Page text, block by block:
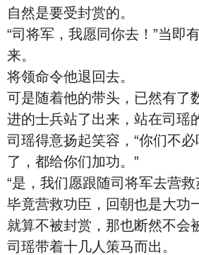
自然是要受封赏的。
“司将军，我愿同你去！”当即
来。
将领命令他退回去。
可是随着他的带头，已然有了
进的士兵站了出来，站在司瑶
司瑶得意扬起笑容，“你们不
了，都给你们加功。”
“是，我们愿跟随司将军去营救
毕竟营救功臣，回朝也是大功
就算不被封赏，那也断然不会
司瑶带着十几人策马而出。